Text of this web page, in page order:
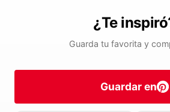
¿Te
Guarda tu favorita y
Guardar en